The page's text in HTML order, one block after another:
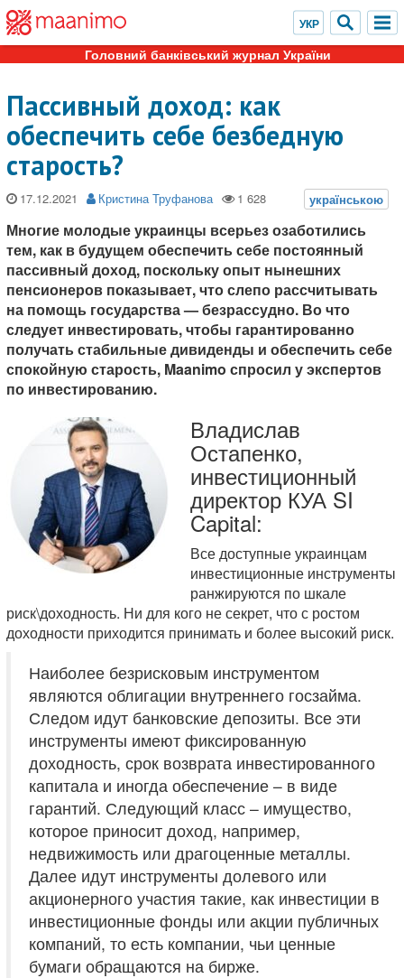
Головний банківський журнал України
Пассивный доход: как
обеспечить себе безбедную
старость?
17.12.2021 Кристина Труфанова
Многие молодые украинцы всерьез озаботились
тем, как в будущем обеспечить себе постоянный
пассивный доход, поскольку опыт нынешних
пенсионеров показывает, что слепо рассчитывать
на помощь государства — безрассудно. Во что
следует инвестировать, чтобы гарантированно
получать стабильные дивиденды и обеспечить себе
спокойную старость, Maanimo спросил у экспертов
по инвестированию.
Владислав
Остапенко,
инвестиционный
директор КУА SI
Capital:
Все доступные украинцам
инвестиционные инструменты
ранжируются по шкале
риск\доходность. Ни для кого не секрет, что с ростом
доходности приходится принимать и более высокий риск.
Наиболее безрисковым инструментом
являются облигации внутреннего госзайма.
Следом идут банковские депозиты. Все эти
инструменты имеют фиксированную
доходность, срок возврата инвестированного
капитала и иногда обеспечение – в виде
гарантий. Следующий класс – имущество,
которое приносит доход, например,
недвижимость или драгоценные металлы.
Далее идут инструменты долевого или
акционерного участия такие, как инвестиции в
инвестиционные фонды или акции публичных
компаний, то есть компании, чьи ценные
бумаги обращаются на бирже.